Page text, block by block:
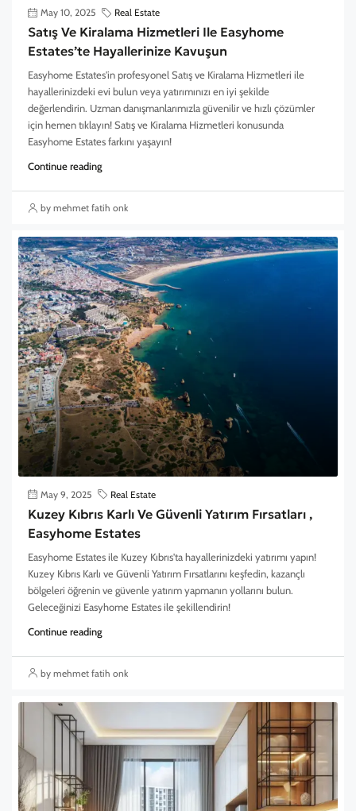
May 10, 2025 Real Estate
Satış Ve Kiralama Hizmetleri Ile Easyhome
Estates’te Hayallerinize Kavuşun
Easyhome Estates'in profesyonel Satış ve Kiralama Hizmetleri ile
hayallerinizdeki evi bulun veya yatırımınızı en iyi şekilde
değerlendirin. Uzman danışmanlarımızla güvenilir ve hızlı çözümler
için hemen tıklayın! Satış ve Kiralama Hizmetleri konusunda
Easyhome Estates farkını yaşayın!
Continue reading
by mehmet fatih onk
May 9, 2025 Real Estate
Kuzey Kıbrıs Karlı Ve Güvenli Yatırım Fırsatları ,
Easyhome Estates
Easyhome Estates ile Kuzey Kıbrıs'ta hayallerinizdeki yatırımı yapın!
Kuzey Kıbrıs Karlı ve Güvenli Yatırım Fırsatlarını keşfedin, kazançlı
bölgeleri öğrenin ve güvenle yatırım yapmanın yollarını bulun.
Geleceğinizi Easyhome Estates ile şekillendirin!
Continue reading
by mehmet fatih onk